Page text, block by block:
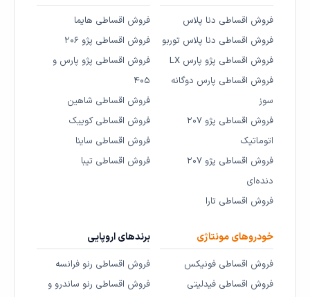
فروش اقساطی دنا پلاس
فروش اقساطی دنا پلاس توربو
فروش اقساطی پژو پارس LX
فروش اقساطی پارس دوگانه
سوز
فروش اقساطی پژو ۲۰۷
اتوماتیک
فروش اقساطی پژو ۲۰۷
دنده‌ای
فروش اقساطی تارا
فروش اقساطی هایما
فروش اقساطی پژو ۲۰۶
فروش اقساطی پژو پارس و
۴۰۵
فروش اقساطی شاهین
فروش اقساطی کوییک
فروش اقساطی ساینا
فروش اقساطی تیبا
خودروهای مونتاژی
فروش اقساطی فونیکس
فروش اقساطی فیدلیتی
برندهای اروپایی
فروش اقساطی رنو فرانسه
فروش اقساطی رنو ساندرو و